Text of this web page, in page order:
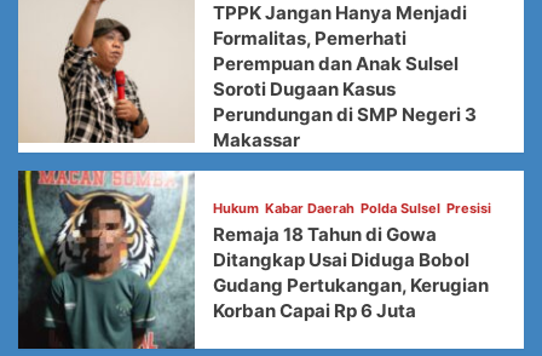
TPPK Jangan Hanya Menjadi
Formalitas, Pemerhati
Perempuan dan Anak Sulsel
Soroti Dugaan Kasus
Perundungan di SMP Negeri 3
Makassar
Hukum Kabar Daerah Polda Sulsel Presisi
Remaja 18 Tahun di Gowa
Ditangkap Usai Diduga Bobol
Gudang Pertukangan, Kerugian
Korban Capai Rp 6 Juta